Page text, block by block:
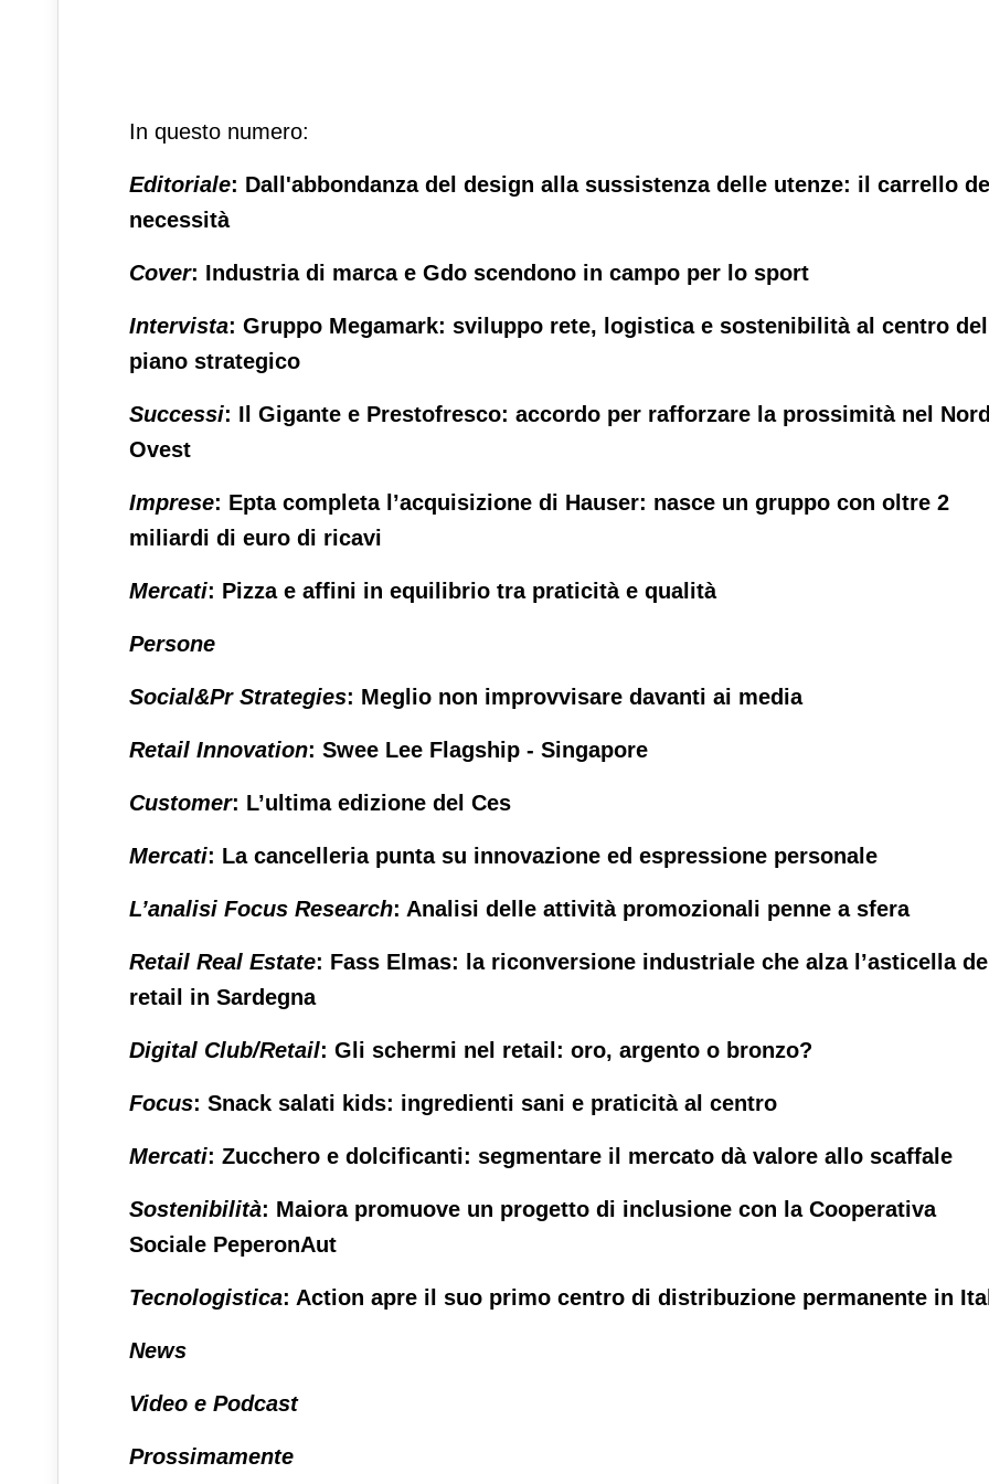
In questo numero:
Editoriale: Dall'abbondanza del design alla sussistenza delle utenze: il carrello
necessità
Cover: Industria di marca e Gdo scendono in campo per lo sport
Intervista: Gruppo Megamark: sviluppo rete, logistica e sostenibilità al centro del
piano strategico
Successi: Il Gigante e Prestofresco: accordo per rafforzare la prossimità nel
Ovest
Imprese: Epta completa l’acquisizione di Hauser: nasce un gruppo con oltre 2
miliardi di euro di ricavi
Mercati: Pizza e affini in equilibrio tra praticità e qualità
Persone
Social&Pr Strategies: Meglio non improvvisare davanti ai media
Retail Innovation: Swee Lee Flagship - Singapore
Customer: L’ultima edizione del Ces
Mercati: La cancelleria punta su innovazione ed espressione personale
L’analisi Focus Research: Analisi delle attività promozionali penne a sfera
Retail Real Estate: Fass Elmas: la riconversione industriale che alza l’asticella
retail in Sardegna
Digital Club/Retail: Gli schermi nel retail: oro, argento o bronzo?
Focus: Snack salati kids: ingredienti sani e praticità al centro
Mercati: Zucchero e dolcificanti: segmentare il mercato dà valore allo scaffale
Sostenibilità: Maiora promuove un progetto di inclusione con la Cooperativa
Sociale PeperonAut
Tecnologistica: Action apre il suo primo centro di distribuzione permanente in
News
Video e Podcast
Prossimamente